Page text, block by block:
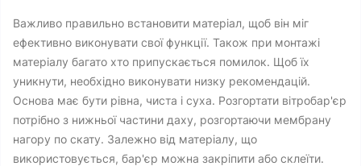
Важливо правильно встановити матеріал, щоб він міг
ефективно виконувати свої функції. Також при монтажі
матеріалу багато хто припускається помилок. Щоб їх
уникнути, необхідно виконувати низку рекомендацій.
Основа має бути рівна, чиста і суха. Розгортати вітробар'єр
потрібно з нижньої частини даху, розгортаючи мембрану
нагору по скату. Залежно від матеріалу, що
використовується, бар'єр можна закріпити або склеїти.